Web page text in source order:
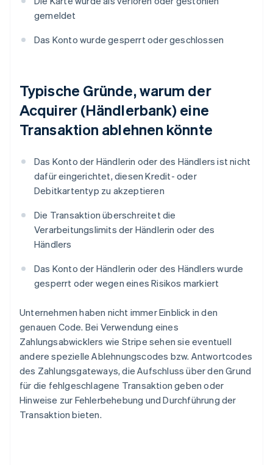
gemeldet
Das Konto wurde gesperrt oder geschlossen
Typische Gründe, warum der
Acquirer (Händlerbank) eine
Transaktion ablehnen könnte
Das Konto der Händlerin oder des Händlers ist nicht
dafür eingerichtet, diesen Kredit- oder
Debitkartentyp zu akzeptieren
Die Transaktion überschreitet die
Verarbeitungslimits der Händlerin oder des
Händlers
Das Konto der Händlerin oder des Händlers wurde
gesperrt oder wegen eines Risikos markiert
Unternehmen haben nicht immer Einblick in den
genauen Code. Bei Verwendung eines
Zahlungsabwicklers wie Stripe sehen sie eventuell
andere spezielle Ablehnungscodes bzw. Antwortcodes
des Zahlungsgateways, die Aufschluss über den Grund
für die fehlgeschlagene Transaktion geben oder
Hinweise zur Fehlerbehebung und Durchführung der
Transaktion bieten.